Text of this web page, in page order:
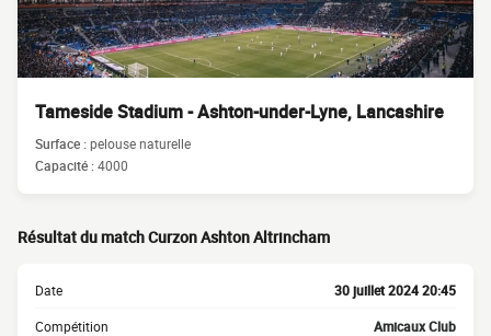
Tameside Stadium - Ashton-under-Lyne, Lancashire
Surface :pelouse naturelle
Capacité :4000
Résultat du match Curzon Ashton Altrincham
Date 30 juillet 2024 20:45
Compétition Amicaux Club